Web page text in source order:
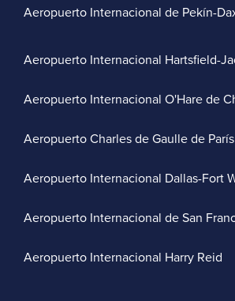
Aeropuerto Internacional de Pekín-
Aeropuerto Internacional Hartsfield-
Aeropuerto Internacional O'Hare de
Aeropuerto Charles de Gaulle de París
Aeropuerto Internacional Dallas-Fort
Aeropuerto Internacional de San
Aeropuerto Internacional Harry Reid